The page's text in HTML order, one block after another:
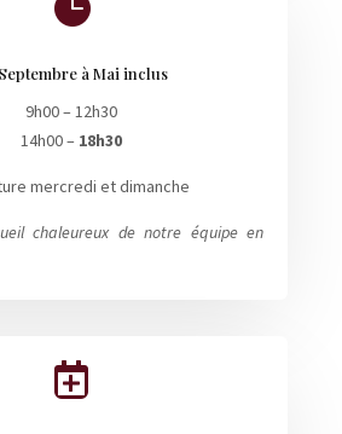
à Mai inclus
9h00 – 12h30
14h00 – 18h30
mercredi et dimanche
chaleureux de notre équipe en
